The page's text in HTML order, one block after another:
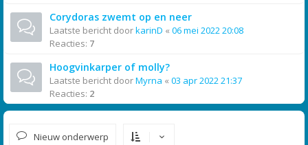
Corydoras zwemt op en neer
Laatste bericht doorkarinD « 06 mei 2022 20:08
Reacties: 7
Hoogvinkarper of molly?
Laatste bericht doorMyrna « 03 apr 2022 21:37
Reacties: 2
Nieuw onderwerp